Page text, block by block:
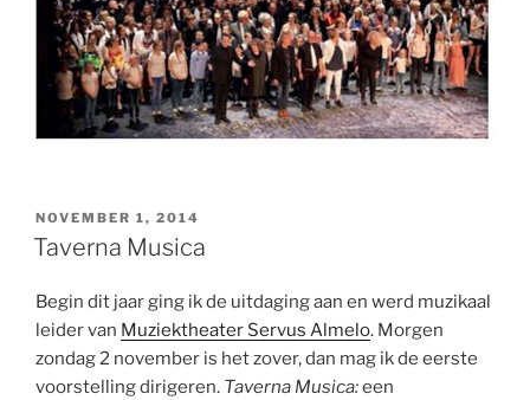
GEPLAATST
OP
NOVEMBER 1, 2014
Taverna Musica
Begin dit jaar ging ik de uitdaging aan en werd muzikaal
leider van Muziektheater Servus Almelo. Morgen
zondag 2 november is het zover, dan mag ik de eerste
voorstelling dirigeren. Taverna Musica:een